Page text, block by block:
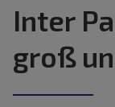
Inter
groß